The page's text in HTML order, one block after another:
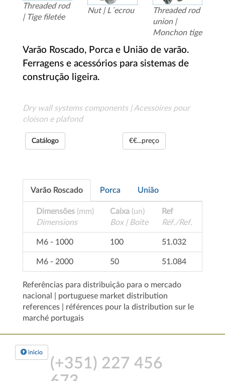
Threaded rod
| Tige filetée
Nut | L´ecrou
Threaded rod
union |
Monchon tige
Varão Roscado, Porca e União de varão.
Ferragens e acessórios para sistemas de
construção ligeira.
Dry wall systems components | Acessoires pour
cloison e plafond
Catálogo €€...preço
Varão Roscado Porca União
Dimensões (mm)
Dimensions
Caixa (un)
Box | Boîte
Ref
Réf./Ref.
M6 - 1000 100 51.032
M6 - 2000 50 51.084
Referências para distribuição para o mercado
nacional | portuguese market distribution
references | références pour la distribution sur le
marché portugais
inicio
(+351) 227 456